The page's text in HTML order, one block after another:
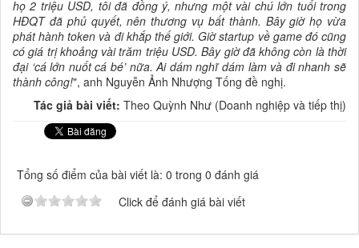
họ 2 triệu USD, tôi đã đồng ý, nhưng một vài chú lớn tuổi trong
HĐQT đã phủ quyết, nên thương vụ bất thành. Bây giờ họ vừa
phát hành token và đi khắp thế giới. Giờ startup về game đó cũng
có giá trị khoảng vài trăm triệu USD. Bây giờ đã không còn là thời
đại ‘cá lớn nuốt cá bé’ nữa. Ai dám nghĩ dám làm và đi nhanh sẽ
thành công!", anh Nguyễn Ảnh Nhượng Tống đề nghị.
Tác giả bài viết: Theo Quỳnh Như (Doanh nghiệp và tiếp thị)
Tổng số điểm của bài viết là: 0 trong 0 đánh giá
Click để đánh giá bài viết